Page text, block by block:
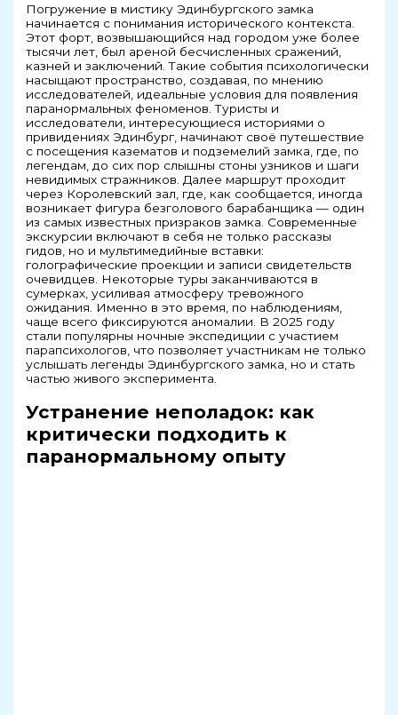
Погружение в мистику Эдинбургского замка
начинается с понимания исторического контекста.
Этот форт, возвышающийся над городом уже более
тысячи лет, был ареной бесчисленных сражений,
казней и заключений. Такие события психологически
насыщают пространство, создавая, по мнению
исследователей, идеальные условия для появления
паранормальных феноменов. Туристы и
исследователи, интересующиеся историями о
привидениях Эдинбург, начинают своё путешествие
с посещения казематов и подземелий замка, где, по
легендам, до сих пор слышны стоны узников и шаги
невидимых стражников. Далее маршрут проходит
через Королевский зал, где, как сообщается, иногда
возникает фигура безголового барабанщика — один
из самых известных призраков замка. Современные
экскурсии включают в себя не только рассказы
гидов, но и мультимедийные вставки:
голографические проекции и записи свидетельств
очевидцев. Некоторые туры заканчиваются в
сумерках, усиливая атмосферу тревожного
ожидания. Именно в это время, по наблюдениям,
чаще всего фиксируются аномалии. В 2025 году
стали популярны ночные экспедиции с участием
парапсихологов, что позволяет участникам не только
услышать легенды Эдинбургского замка, но и стать
частью живого эксперимента.
Устранение неполадок: как
критически подходить к
паранормальному опыту